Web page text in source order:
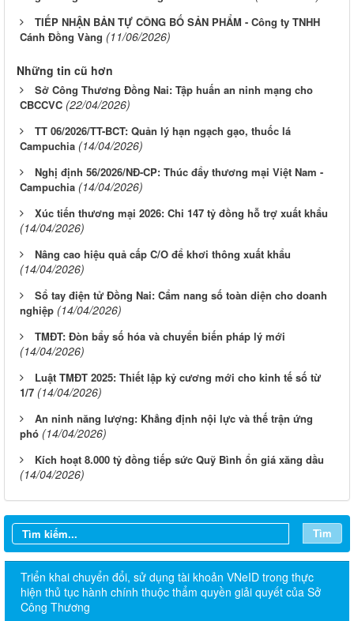
TIẾP NHẬN BẢN TỰ CÔNG BỐ SẢN PHẨM - Công ty TNHH
Cánh Đồng Vàng (11/06/2026)
Những tin cũ hơn
Sở Công Thương Đồng Nai: Tập huấn an ninh mạng cho
CBCCVC (22/04/2026)
TT 06/2026/TT-BCT: Quản lý hạn ngạch gạo, thuốc lá
Campuchia (14/04/2026)
Nghị định 56/2026/NĐ-CP: Thúc đẩy thương mại Việt Nam -
Campuchia (14/04/2026)
Xúc tiến thương mại 2026: Chi 147 tỷ đồng hỗ trợ xuất khẩu
(14/04/2026)
Nâng cao hiệu quả cấp C/O để khơi thông xuất khẩu
(14/04/2026)
Sổ tay điện tử Đồng Nai: Cẩm nang số toàn diện cho doanh
nghiệp (14/04/2026)
TMĐT: Đòn bẩy số hóa và chuyển biến pháp lý mới
(14/04/2026)
Luật TMĐT 2025: Thiết lập kỷ cương mới cho kinh tế số từ
1/7 (14/04/2026)
An ninh năng lượng: Khẳng định nội lực và thế trận ứng
phó (14/04/2026)
Kích hoạt 8.000 tỷ đồng tiếp sức Quỹ Bình ổn giá xăng dầu
(14/04/2026)
Tìm
Triển khai chuyển đổi, sử dụng tài khoản VNeID trong thực
hiện thủ tục hành chính thuộc thẩm quyền giải quyết của Sở
Công Thương